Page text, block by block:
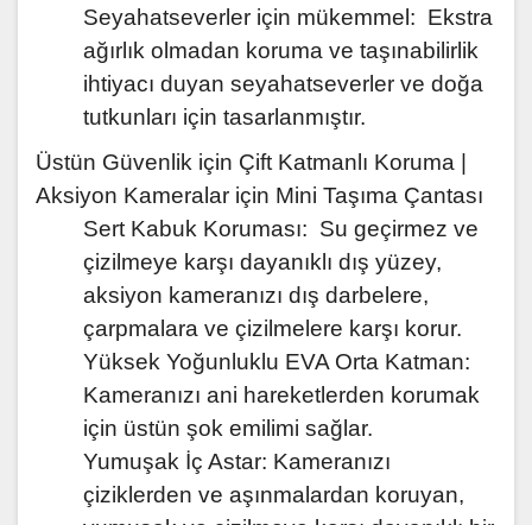
Seyahatseverler için mükemmel: Ekstra
ağırlık olmadan koruma ve taşınabilirlik
ihtiyacı duyan seyahatseverler ve doğa
tutkunları için tasarlanmıştır.
Üstün Güvenlik için Çift Katmanlı Koruma |
Aksiyon Kameralar için Mini Taşıma Çantası
Sert Kabuk Koruması: Su geçirmez ve
çizilmeye karşı dayanıklı dış yüzey,
aksiyon kameranızı dış darbelere,
çarpmalara ve çizilmelere karşı korur.
Yüksek Yoğunluklu EVA Orta Katman:
Kameranızı ani hareketlerden korumak
için üstün şok emilimi sağlar.
Yumuşak İç Astar: Kameranızı
çiziklerden ve aşınmalardan koruyan,